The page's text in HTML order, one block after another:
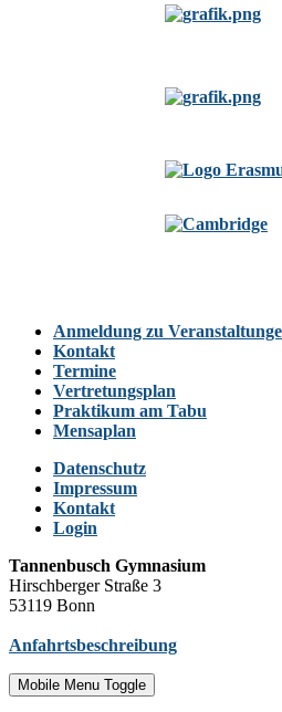
Anmeldung zu
Kontakt
Termine
Vertretungsplan
Praktikum am Tabu
Mensaplan
Datenschutz
Impressum
Kontakt
Login
Tannenbusch Gymnasium
Hirschberger Straße 3
53119 Bonn
Anfahrtsbeschreibung
Mobile Menu Toggle